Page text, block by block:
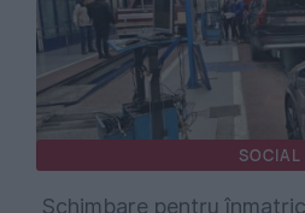
SOCIAL
Schimbare pentru